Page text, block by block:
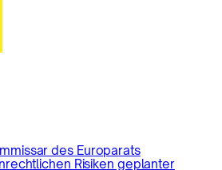
des Europarats
Risiken geplanter